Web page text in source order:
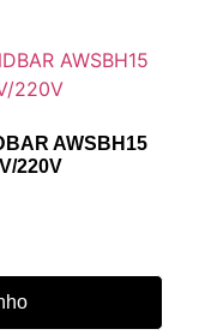
AWSBH15
220V